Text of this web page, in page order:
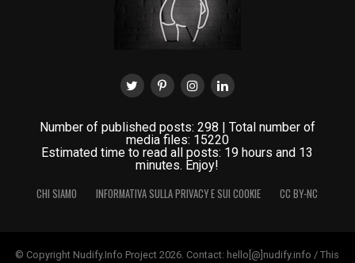
Number of published posts: 298 | Total number of
media files: 15220
Estimated time to read all posts: 19 hours and 13
minutes. Enjoy!
CHI SIAMO
INFORMATIVA SULLA PRIVACY E SUI COOKIE CC BY-NC
© Copyright Nudify.Info Project 2026. Contact: hello[@]nudify.info / This